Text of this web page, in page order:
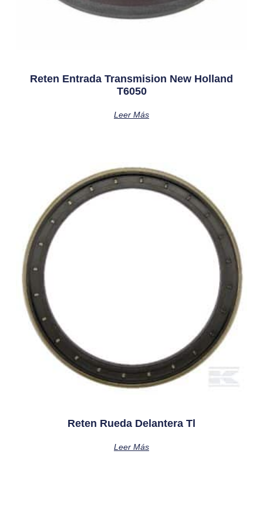
Reten Entrada Transmision New Holland
T6050
Leer Más
Reten Rueda Delantera Tl
Leer Más